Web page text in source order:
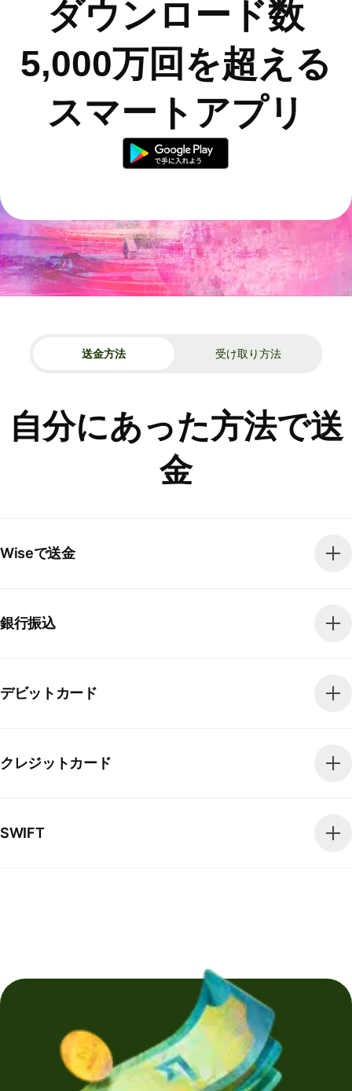
ダウンロード数
5,000万回を超える
スマートアプリ
送金方法 受け取り方法
自分にあった方法で送
金
Wiseで送金
銀行振込
デビットカード
クレジットカード
SWIFT